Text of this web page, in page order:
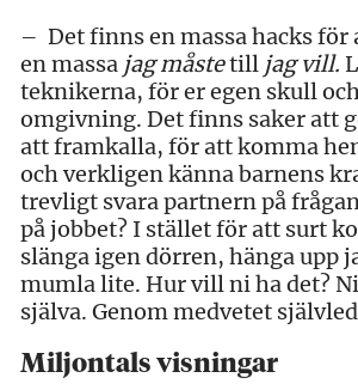
– Det finns en massa hacks för
en massa jag måstetill jag vill.
teknikerna, för er egen skull
omgivning. Det finns saker att
att framkalla, för att komma
och verkligen känna barnens
trevligt svara partnern på
på jobbet? I stället för att surt
slänga igen dörren, hänga upp
mumla lite. Hur vill ni ha det?
själva. Genom medvetet
Miljontals visningar